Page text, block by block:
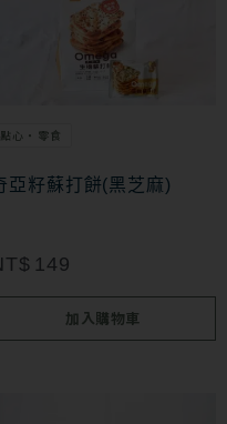
點心・零食
亞籽蘇打餅(黑芝麻)
149
加入購物車